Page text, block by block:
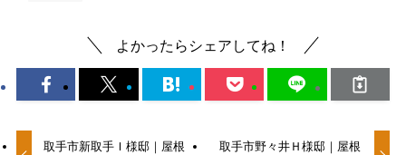
よかったらシェアしてね！
取手市新取手Ｉ様邸｜屋根
取手市野々井Ｈ様邸｜屋根